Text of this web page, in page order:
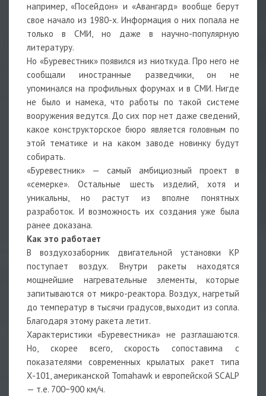
например, «Посейдон» и «Авангард» вообще берут
свое начало из 1980-х. Информация о них попала не
только в СМИ, но даже в научно-популярную
литературу.
Но «Буревестник» появился из ниоткуда. Про него не
сообщали иностранные разведчики, он не
упоминался на профильных форумах и в СМИ. Нигде
не было и намека, что работы по такой системе
вооружения ведутся. До сих пор нет даже сведений,
какое конструкторское бюро является головным по
этой тематике и на каком заводе новинку будут
собирать.
«Буревестник» — самый амбициозный проект в
«семерке». Остальные шесть изделий, хотя и
уникальны, но растут из вполне понятных
разработок. И возможность их создания уже была
ранее доказана.
Как это работает
В воздухозаборник двигательной установки КР
поступает воздух. Внутри ракеты находятся
мощнейшие нагревательные элементы, которые
запитываются от микро-реактора. Воздух, нагретый
до температур в тысячи градусов, выходит из сопла.
Благодаря этому ракета летит.
Характеристики «Буревестника» не разглашаются.
Но, скорее всего, скорость сопоставима с
показателями современных крылатых ракет типа
Х-101, американской Tomahawk и европейской SCALP
— т.е. 700−900 км/ч.